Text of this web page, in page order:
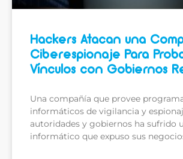
Hackers Atacan una
Ciberespionaje Para
Vínculos con Gobiernos
Una compañía que provee
informáticos de vigilancia y
autoridades y gobiernos ha sufrido
informático que expuso sus